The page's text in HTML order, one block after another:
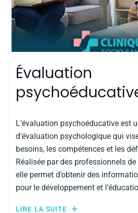
Évaluation
L’évaluation psychoéducative est
d’évaluation psychologique qui
besoins, les compétences et les
Réalisée par des professionnels
elle permet d’obtenir des
pour le développement et
LIRE LA SUITE